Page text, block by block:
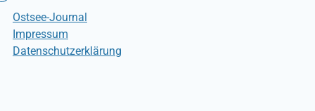
Ostsee-Journal
Impressum
Datenschutzerklärung